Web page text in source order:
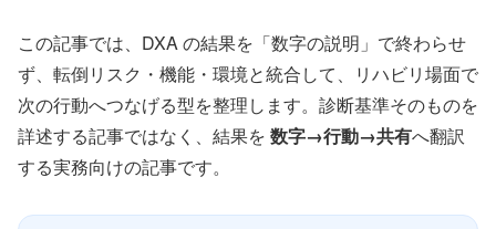
この記事では、DXA の結果を「数字の説明」で終わらせ
ず、転倒リスク・機能・環境と統合して、リハビリ場面で
次の行動へつなげる型を整理します。診断基準そのものを
詳述する記事ではなく、結果を 数字→行動→共有へ翻訳
する実務向けの記事です。